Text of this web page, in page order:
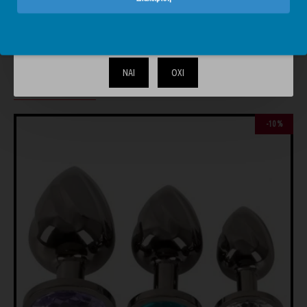
Το περιεχόμενο του απευθύνεται αυστηρά και μόνο σε
ΝΑΙ ΟΧΙ
20,23€
ΊΔΙΑ BRAND
-10 %